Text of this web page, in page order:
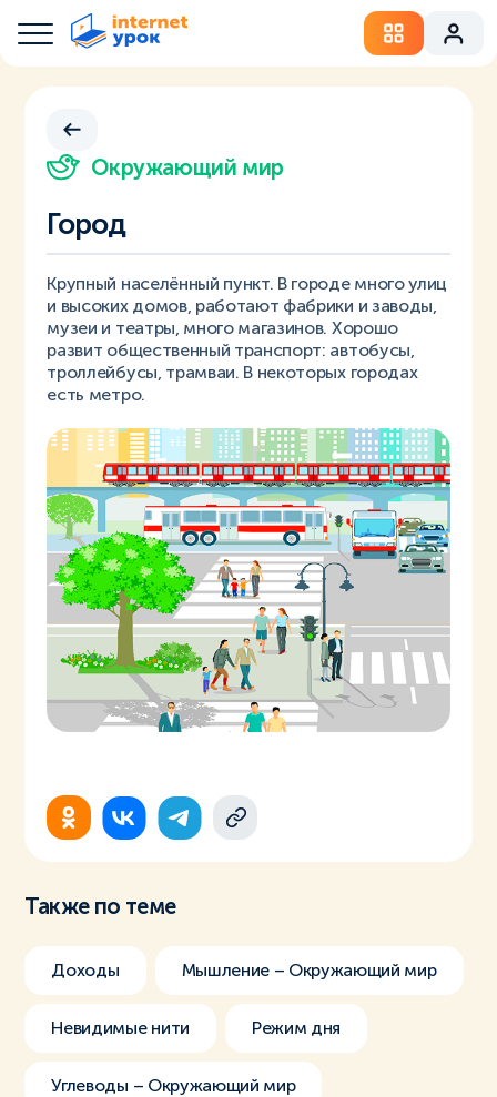
Окружающий мир
Город
Крупный населённый пункт. В городе много улиц
и высоких домов, работают фабрики и заводы,
музеи и театры, много магазинов. Хорошо
развит общественный транспорт: автобусы,
троллейбусы, трамваи. В некоторых городах
есть метро.
Также по теме
Доходы Мышление – Окружающий мир
Невидимые нити Режим дня
Углеводы – Окружающий мир